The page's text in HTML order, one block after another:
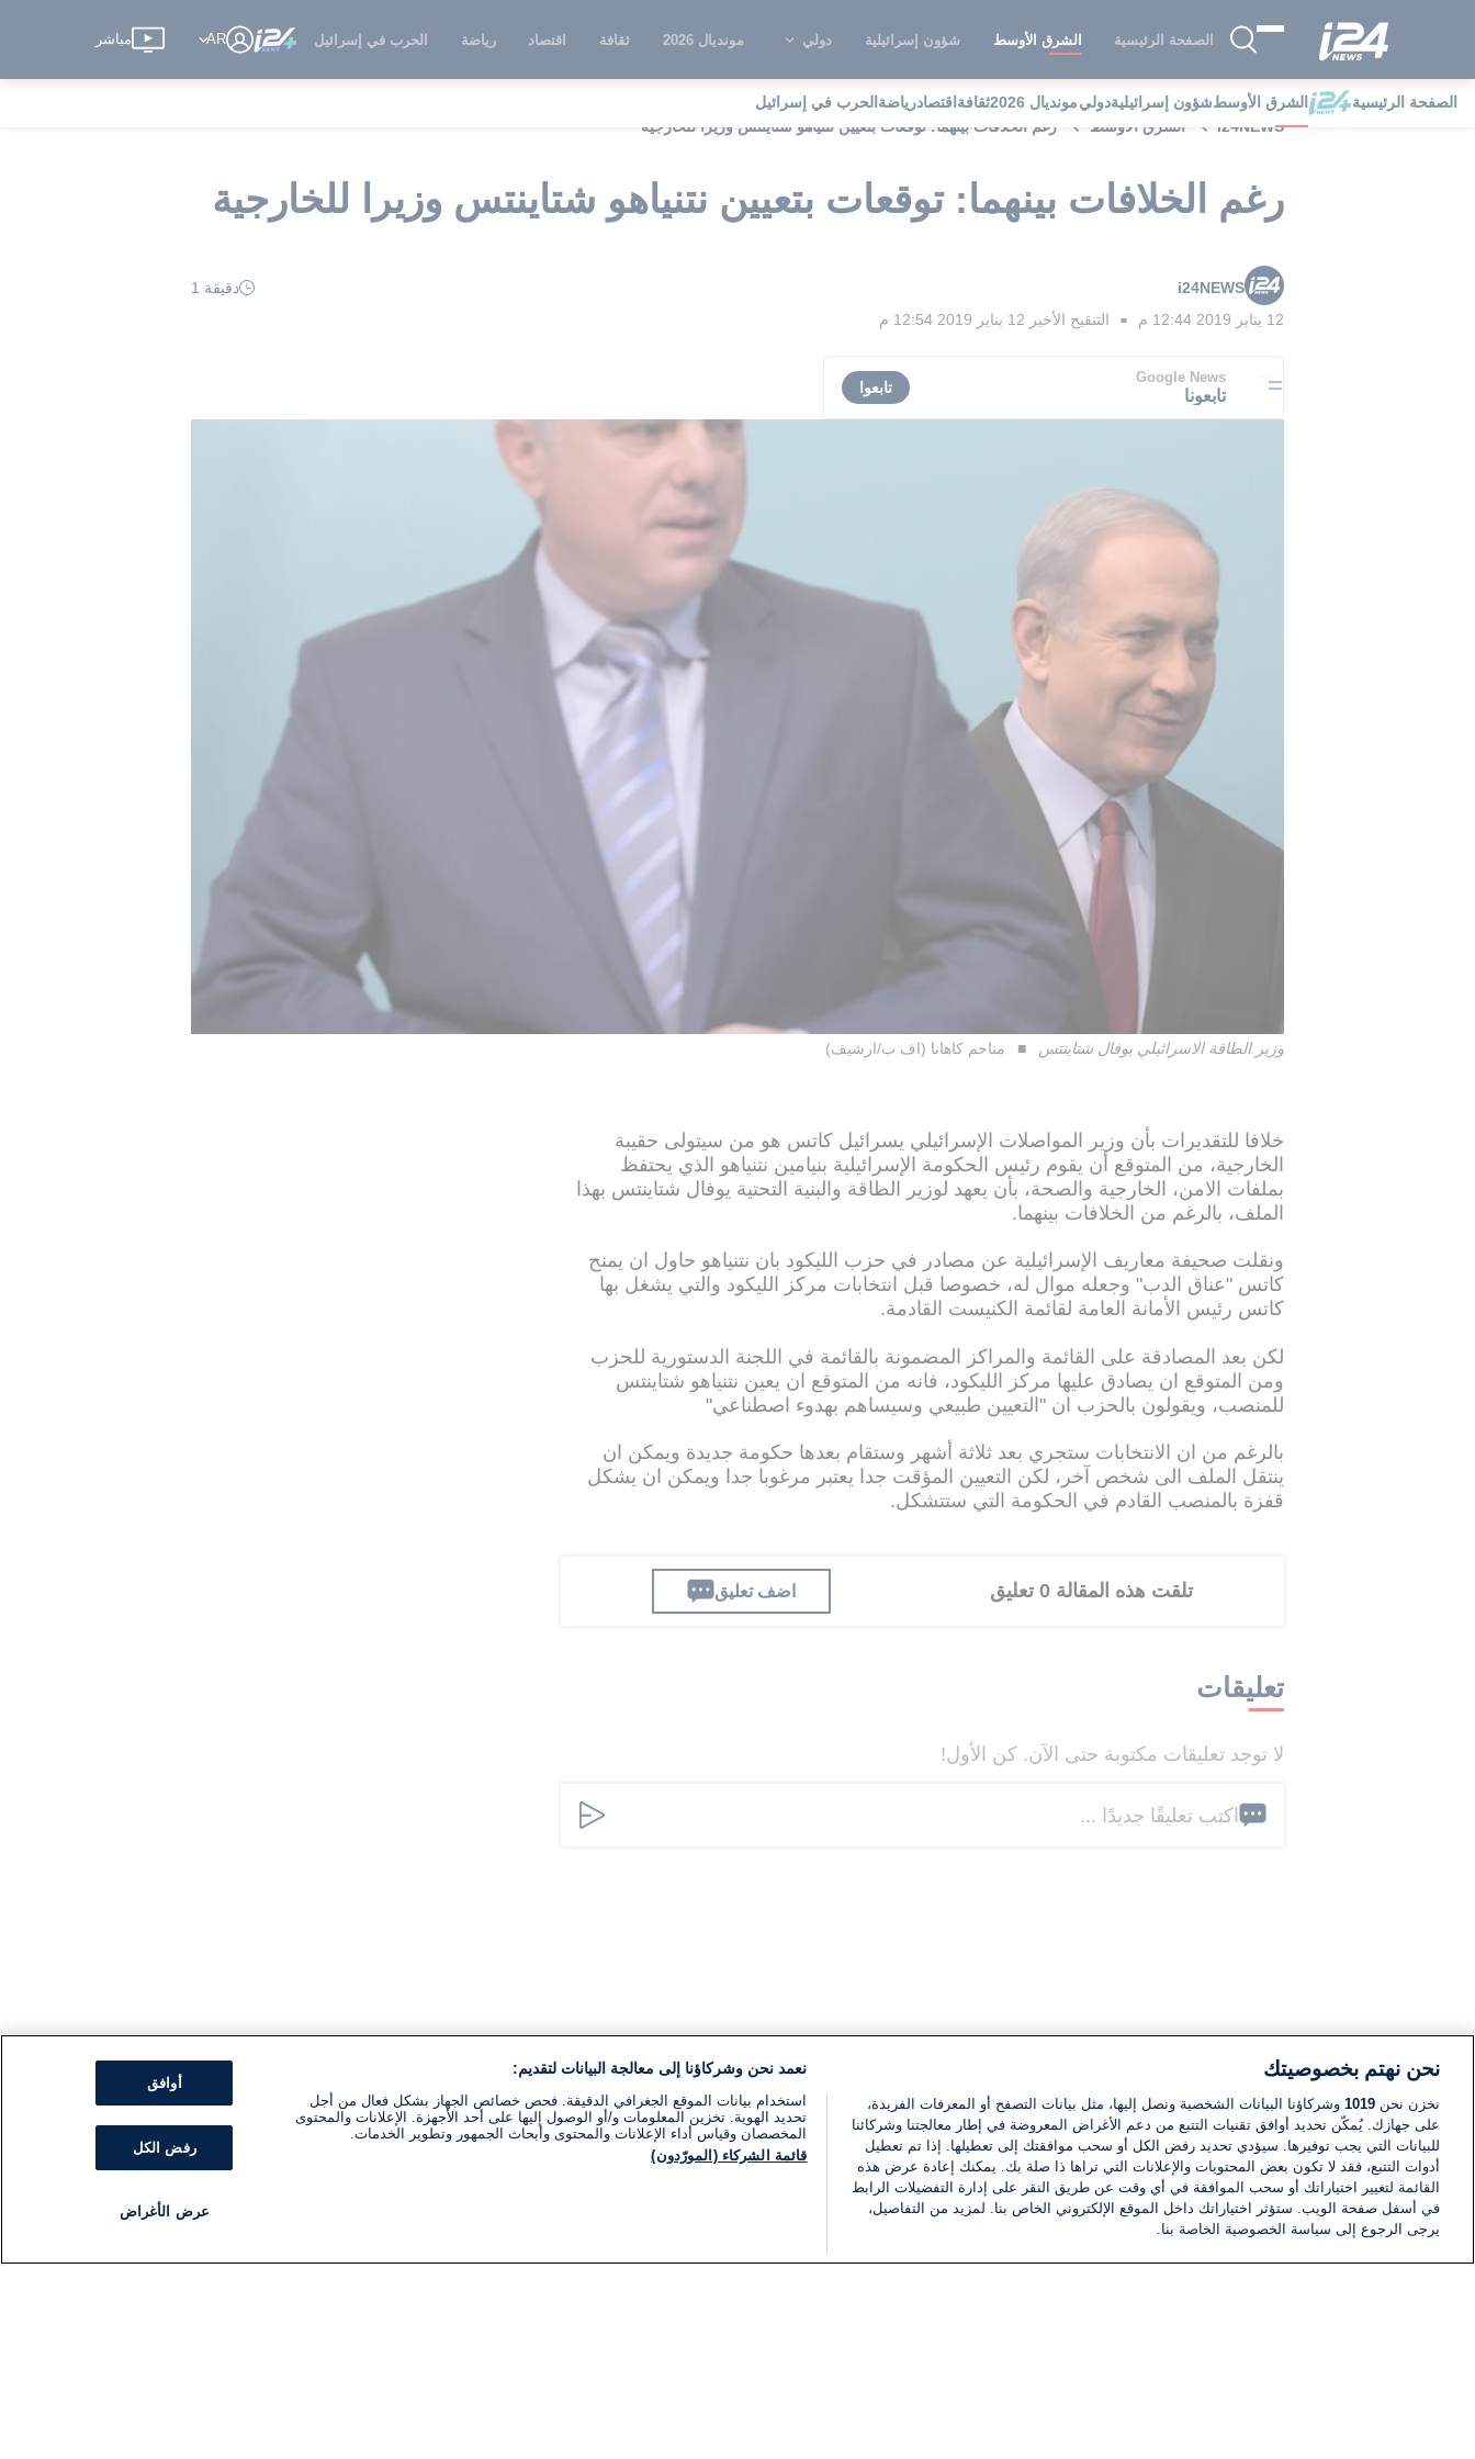
الصفحة الرئيسية الشرق الأوسط شؤون إسرائيلية دولي مونديال 2026 ثقافة اقتصاد رياضة الحرب في إسرائيل AR مباشر
الصفحة الرئيسية الشرق الأوسطشؤون إسرائيليةدوليمونديال 2026 ثقافة اقتصادرياضة الحرب في إسرائيل
i24NEWS
الشرق الأوسط رغم الخلافات بينهما: توقعات بتعيين نتنياهو شتاينتس وزيرا للخارجية
رغم الخلافات بينهما: توقعات بتعيين نتنياهو شتاينتس وزيرا للخارجية
i24NEWS
دقيقة 1
12 يناير 2019 12:44 م
■ التنقيح الأخير 12 يناير 2019 12:54 م
Google News
تابعونا تابعوا
وزير الطاقة الاسرائيلي يوفال شتاينتس مناحم كاهانا (اف ب/ارشيف)
خلافا للتقديرات بأن وزير المواصلات الإسرائيلي يسرائيل كاتس هو من سيتولى حقيبة
الخارجية، من المتوقع أن يقوم رئيس الحكومة الإسرائيلية بنيامين نتنياهو الذي يحتفظ
بملفات الامن، الخارجية والصحة، بأن يعهد لوزير الطاقة والبنية التحتية يوفال شتاينتس بهذا
الملف، بالرغم من الخلافات بينهما.
ونقلت صحيفة معاريف الإسرائيلية عن مصادر في حزب الليكود بان نتنياهو حاول ان يمنح
كاتس "عناق الدب" وجعله موال له، خصوصا قبل انتخابات مركز الليكود والتي يشغل بها
كاتس رئيس الأمانة العامة لقائمة الكنيست القادمة.
لكن بعد المصادقة على القائمة والمراكز المضمونة بالقائمة في اللجنة الدستورية للحزب
ومن المتوقع ان يصادق عليها مركز الليكود، فانه من المتوقع ان يعين نتنياهو شتاينتس
للمنصب، ويقولون بالحزب ان "التعيين طبيعي وسيساهم بهدوء اصطناعي"
بالرغم من ان الانتخابات ستجري بعد ثلاثة أشهر وستقام بعدها حكومة جديدة ويمكن ان
ينتقل الملف الى شخص آخر، لكن التعيين المؤقت جدا يعتبر مرغوبا جدا ويمكن ان يشكل
قفزة بالمنصب القادم في الحكومة التي ستتشكل.
تلقت هذه المقالة 0 تعليق اضف تعليق
تعليقات
لا توجد تعليقات مكتوبة حتى الآن. كن الأول!
اكتب تعليقًا جديدًا ...
نحن نهتم بخصوصيتك
نخزن نحن 1019 وشركاؤنا البيانات الشخصية ونصل إليها، مثل بيانات التصفح أو المعرفات الفريدة،
على جهازك. يُمكّن تحديد أوافق تقنيات التتبع من دعم الأغراض المعروضة في إطار معالجتنا وشركائنا
للبيانات التي يجب توفيرها. سيؤدي تحديد رفض الكل أو سحب موافقتك إلى تعطيلها. إذا تم تعطيل
أدوات التتبع، فقد لا تكون بعض المحتويات والإعلانات التي تراها ذا صلة بك. يمكنك إعادة عرض هذه
القائمة لتغيير اختياراتك أو سحب الموافقة في أي وقت عن طريق النقر على إدارة التفضيلات الرابط
في أسفل صفحة الويب. ستؤثر اختياراتك داخل الموقع الإلكتروني الخاص بنا. لمزيد من التفاصيل،
يرجى الرجوع إلى سياسة الخصوصية الخاصة بنا.
نعمد نحن وشركاؤنا إلى معالجة البيانات لتقديم:
استخدام بيانات الموقع الجغرافي الدقيقة. فحص خصائص الجهاز بشكل فعال من أجل
تحديد الهوية. تخزين المعلومات و/أو الوصول إليها على أحد الأجهزة. الإعلانات والمحتوى
المخصصان وقياس أداء الإعلانات والمحتوى وأبحاث الجمهور وتطوير الخدمات.
قائمة الشركاء (المورّدون)
أوافق
رفض الكل
عرض الأغراض